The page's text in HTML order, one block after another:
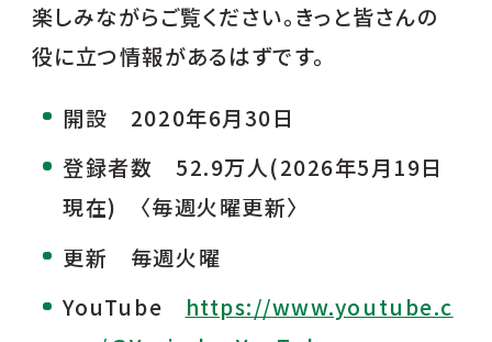
楽しみながらご覧ください。きっと皆さんの
役に立つ情報があるはずです。
開設 2020年6月30日
登録者数 52.9万人(2026年5月19日
現在) 〈毎週火曜更新〉
更新 毎週火曜
YouTube https://www.youtube.c